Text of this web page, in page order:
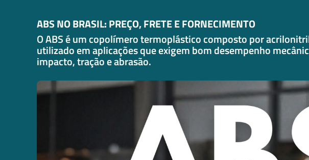
ABS NO BRASIL: PREÇO, FRETE E FORNECIMENTO
O ABS é um copolímero termoplástico composto por
utilizado em aplicações que exigem bom desempenho
impacto, tração e abrasão.